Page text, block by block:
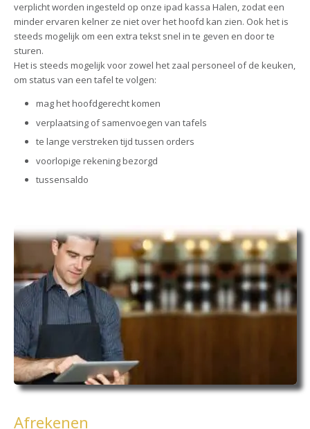
verplicht worden ingesteld op onze ipad kassa Halen, zodat een
minder ervaren kelner ze niet over het hoofd kan zien. Ook het is
steeds mogelijk om een extra tekst snel in te geven en door te
sturen.
Het is steeds mogelijk voor zowel het zaal personeel of de keuken,
om status van een tafel te volgen:
mag het hoofdgerecht komen
verplaatsing of samenvoegen van tafels
te lange verstreken tijd tussen orders
voorlopige rekening bezorgd
tussensaldo
Afrekenen